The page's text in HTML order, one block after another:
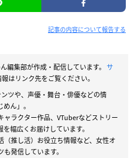
記事の内容について報告する
編集部が作成・配信しています。 サ
はリンク先をご覧ください。
ツや、声優・舞台・俳優などの情
ん」。
ラクター作品、VTuberなどストリー
幅広くお届けしています。
推し活）お役立ち情報など、女性オ
発信しています。